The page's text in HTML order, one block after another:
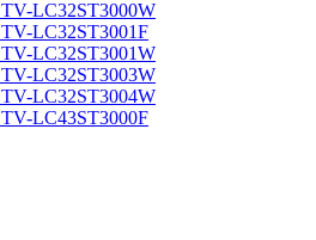
LC32ST3000W
LC32ST3001F
LC32ST3001W
LC32ST3003W
LC32ST3004W
LC43ST3000F